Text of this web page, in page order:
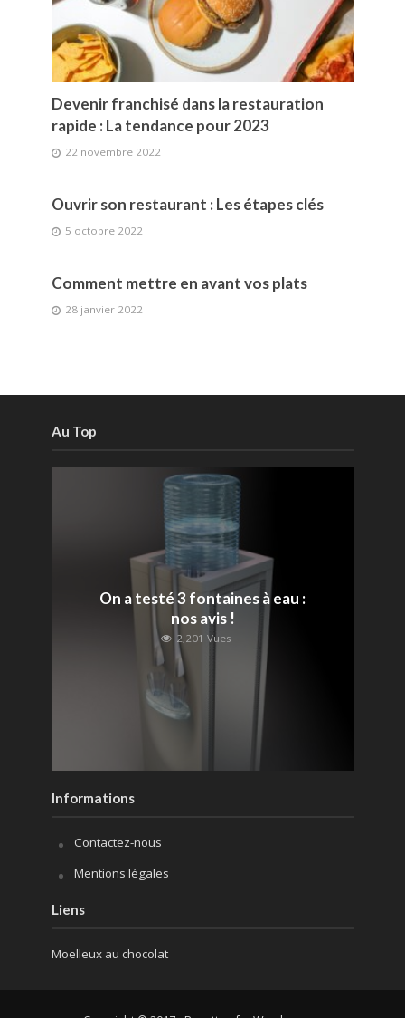
Devenir franchisé dans la restauration
rapide : La tendance pour 2023
22 novembre 2022
Ouvrir son restaurant : Les étapes clés
5 octobre 2022
Comment mettre en avant vos plats
28 janvier 2022
Au Top
On a testé 3 fontaines à eau :
nos avis !
2,201 Vues
Informations
Contactez-nous
Mentions légales
Liens
Moelleux au chocolat